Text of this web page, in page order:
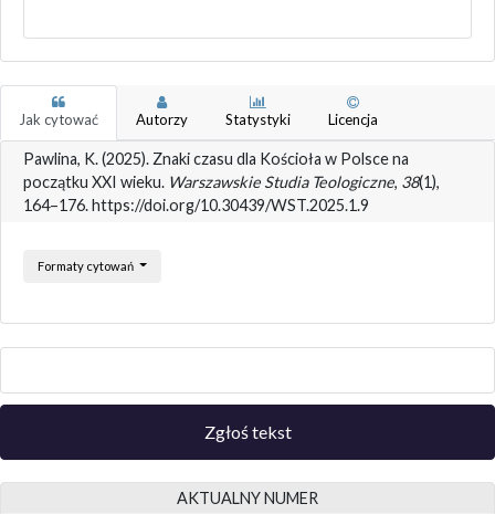
Jak cytować Autorzy Statystyki Licencja
Pawlina, K. (2025). Znaki czasu dla Kościoła w Polsce na
początku XXI wieku. Warszawskie Studia Teologiczne, 38(1),
164–176. https://doi.org/10.30439/WST.2025.1.9
Formaty cytowań
Zgłoś tekst
AKTUALNY NUMER